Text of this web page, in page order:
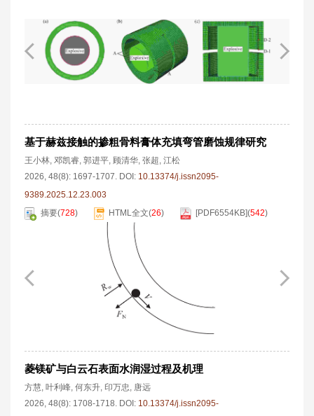
基于赫兹接触的掺粗骨料膏体充填弯管磨蚀规律研究
王小林, 邓凯睿, 郭进平, 顾清华, 张超, 江松
2026, 48(8): 1697-1707. DOI: 10.13374/j.issn2095-
9389.2025.12.23.003
摘要(728) HTML全文(26) [PDF6554KB](542)
菱镁矿与白云石表面水润湿过程及机理
方慧, 叶利峰, 何东升, 印万忠, 唐远
2026, 48(8): 1708-1718. DOI: 10.13374/j.issn2095-